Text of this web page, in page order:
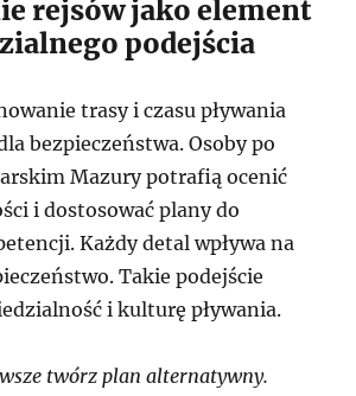
rejsów jako element
podejścia
trasy i czasu pływania
bezpieczeństwa. Osoby po
Mazury potrafią ocenić
i dostosować plany do
Każdy detal wpływa na
Takie podejście
i kulturę pływania.
twórz plan alternatywny.